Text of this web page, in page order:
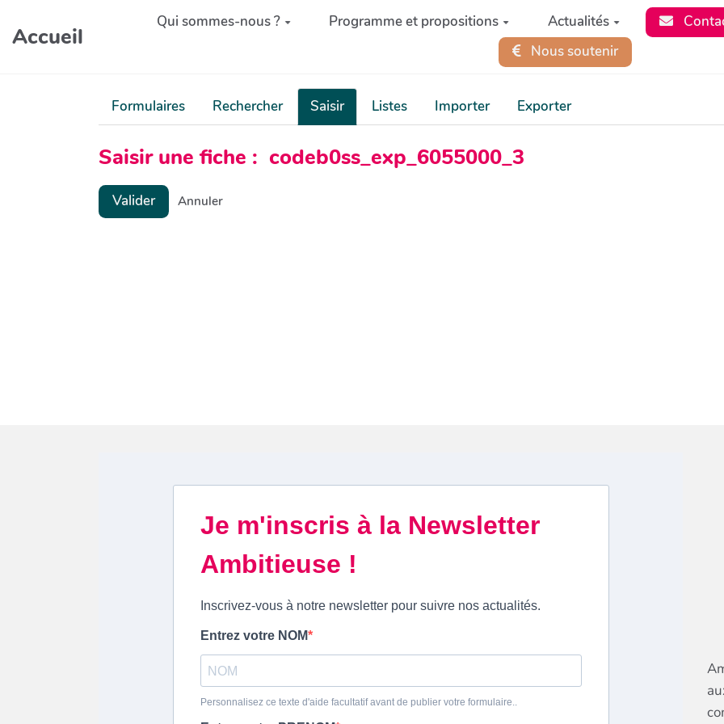
Aller au contenu principal
Accueil
Qui sommes-nous ? Programme et propositions Actualités
Nous soutenir
Formulaires Rechercher Saisir Listes Importer Exporter
Saisir une fiche : codeb0ss_exp_6055000_3
Valider Annuler